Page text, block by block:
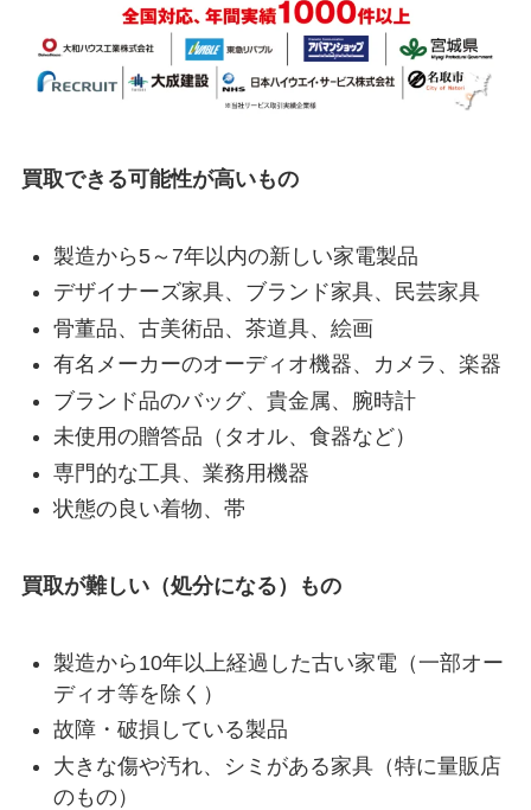
買取できる可能性が高いもの
製造から5～7年以内の新しい家電製品
デザイナーズ家具、ブランド家具、民芸家具
骨董品、古美術品、茶道具、絵画
有名メーカーのオーディオ機器、カメラ、楽器
ブランド品のバッグ、貴金属、腕時計
未使用の贈答品（タオル、食器など）
専門的な工具、業務用機器
状態の良い着物、帯
買取が難しい（処分になる）もの
製造から10年以上経過した古い家電（一部オー
ディオ等を除く）
故障・破損している製品
大きな傷や汚れ、シミがある家具（特に量販店
のもの）